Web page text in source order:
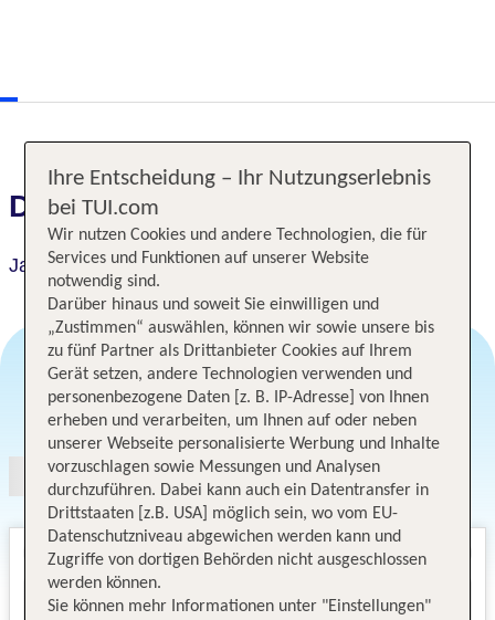
Das erwartet Sie
Jaipur Marriott
Angebotsauswahl
Ihre Entscheidung – Ihr Nutzungserlebnis
bei TUI.com
Wir nutzen Cookies und andere Technologien, die für
Services und Funktionen auf unserer Website
notwendig sind.
Darüber hinaus und soweit Sie einwilligen und
„Zustimmen“ auswählen, können wir sowie unsere bis
zu fünf Partner als Drittanbieter Cookies auf Ihrem
Gerät setzen, andere Technologien verwenden und
personenbezogene Daten [z. B. IP-Adresse] von Ihnen
erheben und verarbeiten, um Ihnen auf oder neben
unserer Webseite personalisierte Werbung und Inhalte
vorzuschlagen sowie Messungen und Analysen
durchzuführen. Dabei kann auch ein Datentransfer in
Drittstaaten [z.B. USA] möglich sein, wo vom EU-
Datenschutzniveau abgewichen werden kann und
Zugriffe von dortigen Behörden nicht ausgeschlossen
werden können.
Sie können mehr Informationen unter "Einstellungen"